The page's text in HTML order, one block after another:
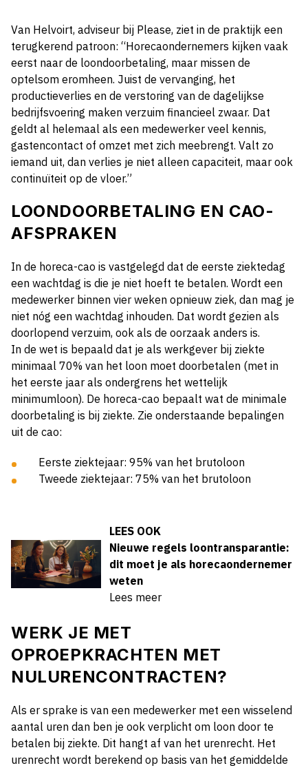
Van Helvoirt, adviseur bij Please, ziet in de praktijk een
terugkerend patroon: “Horecaondernemers kijken vaak
eerst naar de loondoorbetaling, maar missen de
optelsom eromheen. Juist de vervanging, het
productieverlies en de verstoring van de dagelijkse
bedrijfsvoering maken verzuim financieel zwaar. Dat
geldt al helemaal als een medewerker veel kennis,
gastencontact of omzet met zich meebrengt. Valt zo
iemand uit, dan verlies je niet alleen capaciteit, maar ook
continuïteit op de vloer.”
LOONDOORBETALING EN CAO-
AFSPRAKEN
In de horeca-cao is vastgelegd dat de eerste ziektedag
een wachtdag is die je niet hoeft te betalen. Wordt een
medewerker binnen vier weken opnieuw ziek, dan mag je
niet nóg een wachtdag inhouden. Dat wordt gezien als
doorlopend verzuim, ook als de oorzaak anders is.
In de wet is bepaald dat je als werkgever bij ziekte
minimaal 70% van het loon moet doorbetalen (met in
het eerste jaar als ondergrens het wettelijk
minimumloon). De horeca-cao bepaalt wat de minimale
doorbetaling is bij ziekte. Zie onderstaande bepalingen
uit de cao:
Eerste ziektejaar: 95% van het brutoloon
Tweede ziektejaar: 75% van het brutoloon
LEES OOK
Nieuwe regels loontransparantie:
dit moet je als horecaondernemer
weten
Lees meer
WERK JE MET
OPROEPKRACHTEN MET
NULURENCONTRACTEN?
Als er sprake is van een medewerker met een wisselend
aantal uren dan ben je ook verplicht om loon door te
betalen bij ziekte. Dit hangt af van het urenrecht. Het
urenrecht wordt berekend op basis van het gemiddelde